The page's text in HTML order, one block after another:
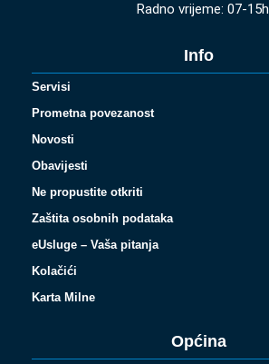
Radno vrijeme: 07-15h
Info
Servisi
Prometna povezanost
Novosti
Obavijesti
Ne propustite otkriti
Zaštita osobnih podataka
eUsluge – Vaša pitanja
Kolačići
Karta Milne
Općina